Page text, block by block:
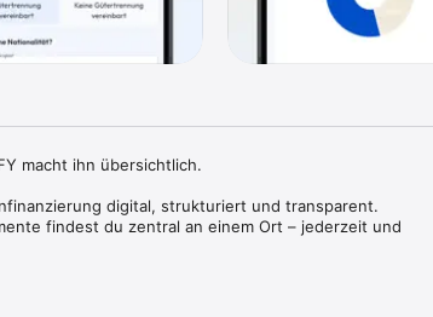
macht ihn übersichtlich.
digital, strukturiert und transparent.
findest du zentral an einem Ort – jederzeit und